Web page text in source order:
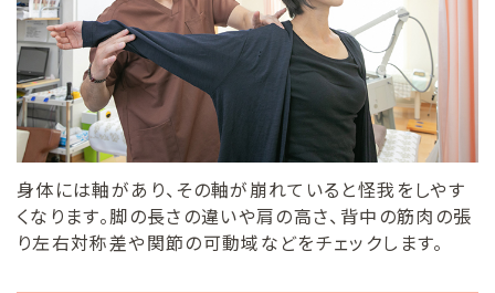
身体には軸があり、その軸が崩れていると怪我をしやす
くなります。脚の長さの違いや肩の高さ、背中の筋肉の張
り左右対称差や関節の可動域などをチェックします。